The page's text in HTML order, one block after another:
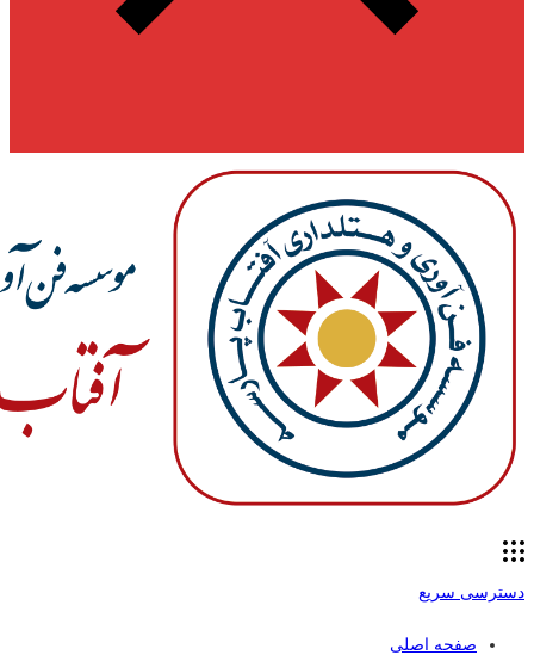
دسترسی سریع
صفحه اصلی